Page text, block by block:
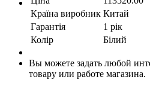
Країна виробник Китай
Гарантія
1 рік
Колір
Білий
Вы можете задать любой
товару или работе магазина.